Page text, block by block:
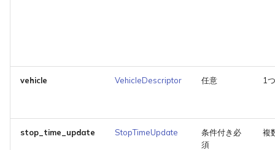
vehicle VehicleDescriptor 任意 1つ
stop_time_update StopTimeUpdate
条件付き必
須
複